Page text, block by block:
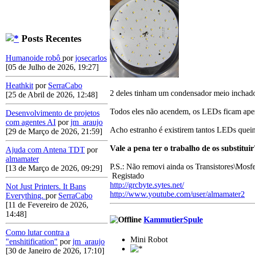
Posts Recentes
Humanoide robô porjosecarlos
[05 de Julho de 2026, 19:27]
Heathkit por SerraCabo
[25 de Abril de 2026, 12:48]
Desenvolvimento de projetos
com agentes AI porjm_araujo
[29 de Março de 2026, 21:59]
Ajuda com Antena TDT por
almamater
[13 de Março de 2026, 09:29]
Not Just Printers. It Bans
Everything. por SerraCabo
[11 de Fevereiro de 2026,
14:48]
Como lutar contra a
"enshitification" porjm_araujo
[30 de Janeiro de 2026, 17:10]
2 deles tinham um condensador meio
Todos eles não acendem, os LEDs ficam
Acho estranho é existirem tantos LEDs
Vale a pena ter o trabalho de os
P.S.: Não removi ainda os
Registado
http://grcbyte.sytes.net/
http://www.youtube.com/user/almamater2
KammutierSpule
Mini Robot